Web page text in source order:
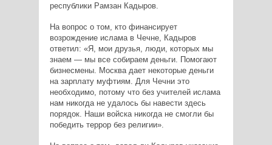
республики Рамзан Кадыров.
На вопрос о том, кто финансирует
возрождение ислама в Чечне, Кадыров
ответил: «Я, мои друзья, люди, которых мы
знаем — мы все собираем деньги. Помогают
бизнесмены. Москва дает некоторые деньги
на зарплату муфтиям. Для Чечни это
необходимо, потому что без учителей ислама
нам никогда не удалось бы навести здесь
порядок. Наши войска никогда не смогли бы
победить террор без религии».